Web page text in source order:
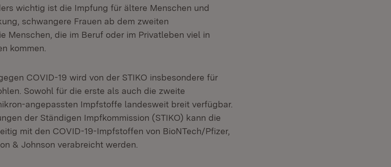
wichtig ist die Impfung für ältere Menschen und
schwangere Frauen ab dem zweiten
Menschen, die im Beruf oder im Privatleben viel in
kommen.
COVID-19 wird von der STIKO insbesondere für
Sowohl für die erste als auch die zweite
angepassten Impfstoffe landesweit breit verfügbar.
der Ständigen Impfkommission (STIKO) kann die
mit den COVID-19-Impfstoffen von BioNTech/Pfizer,
& Johnson verabreicht werden.